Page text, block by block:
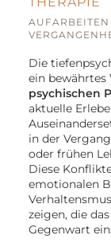
Die
ein bewährtes
psychischen
aktuelle
in der
oder frühen
Diese
emotionalen
zeigen, die
Gegenwart